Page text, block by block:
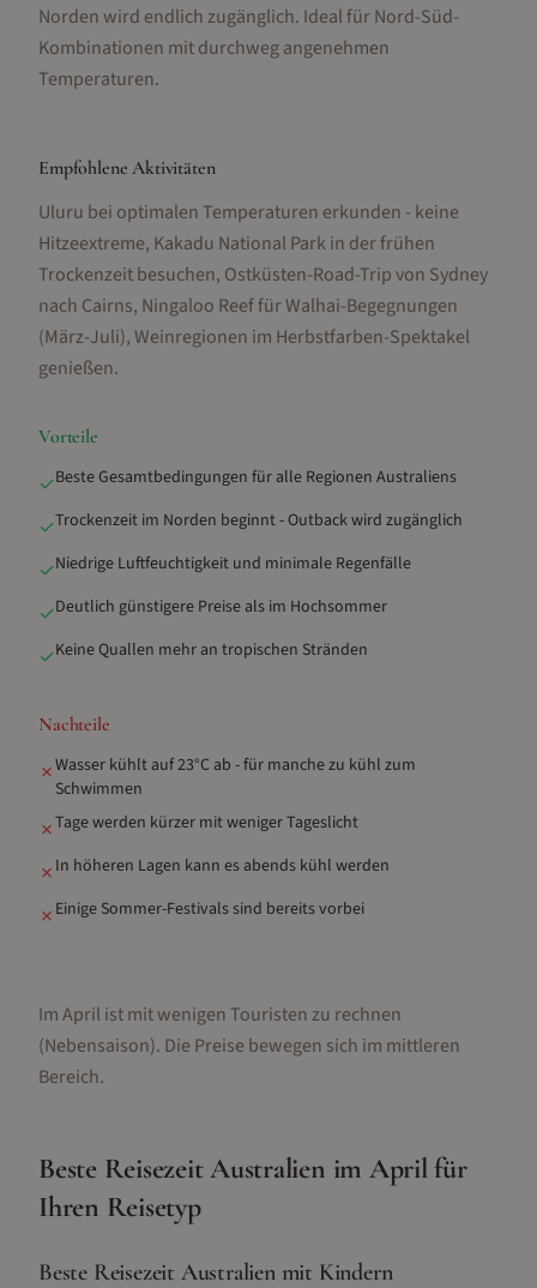
Norden wird endlich zugänglich. Ideal für Nord-Süd-
Kombinationen mit durchweg angenehmen
Temperaturen.
Empfohlene Aktivitäten
Uluru bei optimalen Temperaturen erkunden - keine
Hitzeextreme, Kakadu National Park in der frühen
Trockenzeit besuchen, Ostküsten-Road-Trip von Sydney
nach Cairns, Ningaloo Reef für Walhai-Begegnungen
(März-Juli), Weinregionen im Herbstfarben-Spektakel
genießen.
Vorteile
✓Beste Gesamtbedingungen für alle Regionen Australiens
✓Trockenzeit im Norden beginnt - Outback wird zugänglich
✓Niedrige Luftfeuchtigkeit und minimale Regenfälle
✓Deutlich günstigere Preise als im Hochsommer
✓Keine Quallen mehr an tropischen Stränden
Nachteile
✗Wasser kühlt auf 23°C ab - für manche zu kühl zum
Schwimmen
✗Tage werden kürzer mit weniger Tageslicht
✗ In höheren Lagen kann es abends kühl werden
✗ Einige Sommer-Festivals sind bereits vorbei
Im April ist mit wenigen Touristen zu rechnen
(Nebensaison). Die Preise bewegen sich im mittleren
Bereich.
Beste ReisezeitAustralien im Aprilfür
Ihren Reisetyp
Beste Reisezeit Australien mit Kindern